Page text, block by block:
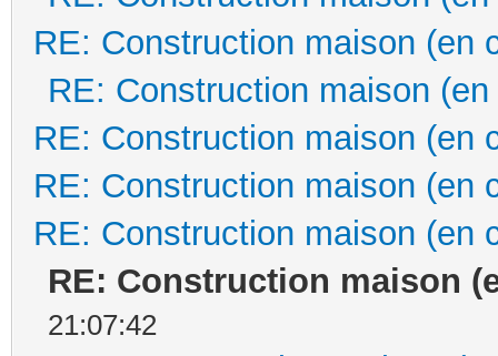
RE: Construction maison (en
RE: Construction maison
RE: Construction maison (en
RE: Construction maison (en
RE: Construction maison (en
RE: Construction maison
21:07:42